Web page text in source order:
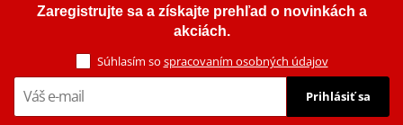
Zaregistrujte sa a získajte prehľad o novinkách a
akciách.
Súhlasím so spracovaním osobných údajov
Prihlásiť sa